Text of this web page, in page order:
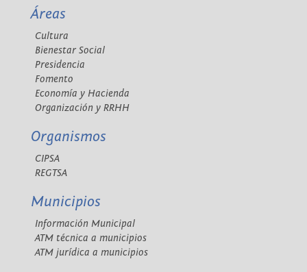
Áreas
Cultura
Bienestar Social
Presidencia
Fomento
Economía y Hacienda
Organización y RRHH
Organismos
CIPSA
REGTSA
Municipios
Información Municipal
ATM técnica a municipios
ATM jurídica a municipios